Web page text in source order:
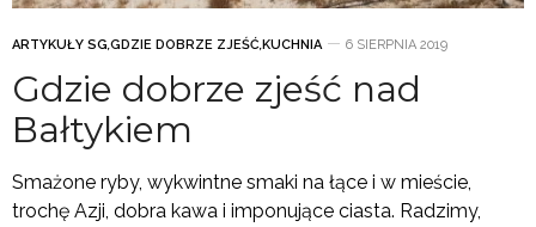
ARTYKUŁY SG,GDZIE DOBRZE ZJEŚĆ,KUCHNIA 6 SIERPNIA 2019
Gdzie dobrze zjeść nad
Bałtykiem
Smażone ryby, wykwintne smaki na łące i w mieście,
trochę Azji, dobra kawa i imponujące ciasta. Radzimy,